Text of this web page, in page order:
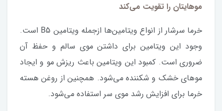
موهایتان را تقویت می‌کند
خرما سرشار از انواع ویتامین‌ها ازجمله ویتامین B5 است.
وجود این ویتامین برای داشتن موی سالم و حفظ آن
ضروری است. کمبود این ویتامین باعث ریزش مو و ایجاد
موهای خشک و شکننده می‌شود. همچنین از روغن هسته
خرما برای افزایش رشد موی سر استفاده می‌شود.